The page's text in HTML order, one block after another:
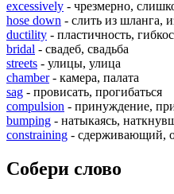
excessively - чрезмерно,
hose down - слить из шланга,
ductility - пластичность,
bridal - свадеб, свадьба
streets - улицы, улица
chamber- камера, палата
sag - провисать, прогибаться
compulsion - принуждение,
bumping - натыкаясь,
constraining - сдерживающий,
Собери слово